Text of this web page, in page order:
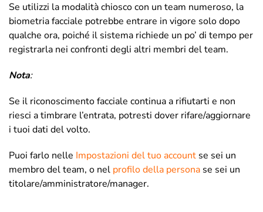
Se utilizzi la modalità chiosco con un team numeroso, la
biometria facciale potrebbe entrare in vigore solo dopo
qualche ora, poiché il sistema richiede un po’ di tempo per
registrarla nei confronti degli altri membri del team.
Nota:
Se il riconoscimento facciale continua a rifiutarti e non
riesci a timbrare l’entrata, potresti dover rifare/aggiornare
i tuoi dati del volto.
Puoi farlo nelle Impostazioni del tuo account se sei un
membro del team, o nel profilo della persona se sei un
titolare/amministratore/manager.